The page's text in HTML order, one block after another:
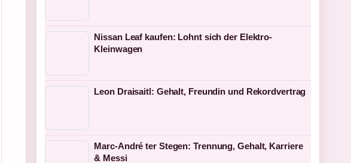
Nissan Leaf kaufen: Lohnt sich der Elektro-
Kleinwagen
Leon Draisaitl: Gehalt, Freundin und Rekordvertrag
Marc-André ter Stegen: Trennung, Gehalt, Karriere
& Messi